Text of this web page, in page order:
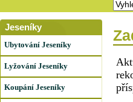
Jeseníky
Ubytování Jeseníky
Lyžování Jeseníky
Koupání Jeseníky